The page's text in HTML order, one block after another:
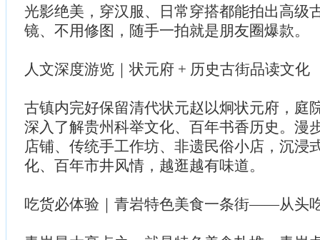
光影绝美，穿汉服、日常穿搭都能拍出高级
镜、不用修图，随手一拍就是朋友圈爆款。
人文深度游览｜状元府 + 历史古街品读文化
古镇内完好保留清代状元赵以炯状元府，庭
深入了解贵州科举文化、百年书香历史。漫
店铺、传统手工作坊、非遗民俗小店，沉浸
化、百年市井风情，越逛越有味道。
吃货必体验｜青岩特色美食一条街——从头